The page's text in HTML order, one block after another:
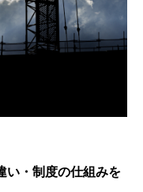
い・制度の仕組みを